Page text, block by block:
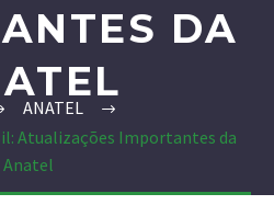
DA
ANATEL
Atualizações Importantes da
Anatel